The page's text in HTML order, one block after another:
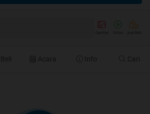
Acara Info Cari